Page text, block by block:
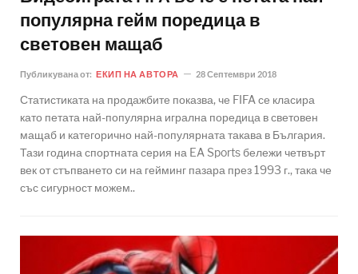
популярна гейм поредица в
световен мащаб
Публикувана от: ЕКИП НА АВТОРА 28 Септември 2018
Статистиката на продажбите показва, че FIFA се класира
като петата най-популярна игрална поредица в световен
мащаб и категорично най-популярната такава в България.
Тази година спортната серия на EA Sports бележи четвърт
век от стъпването си на гейминг пазара през 1993 г., така че
със сигурност можем..